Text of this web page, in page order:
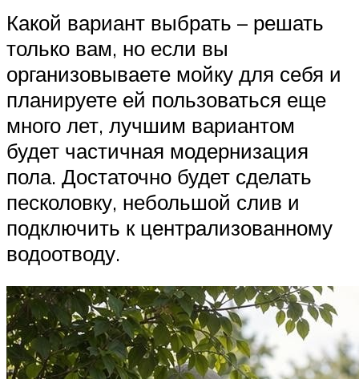
Какой вариант выбрать – решать
только вам, но если вы
организовываете мойку для себя и
планируете ей пользоваться еще
много лет, лучшим вариантом
будет частичная модернизация
пола. Достаточно будет сделать
песколовку, небольшой слив и
подключить к централизованному
водоотводу.